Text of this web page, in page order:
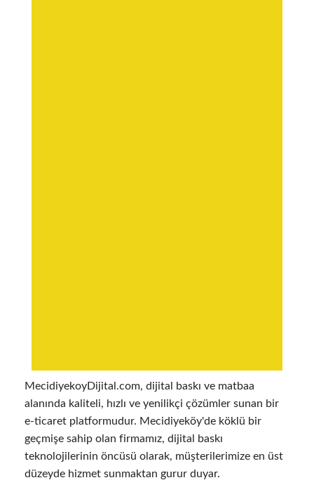
MecidiyekoyDijital.com, dijital baskı ve matbaa
alanında kaliteli, hızlı ve yenilikçi çözümler sunan bir
e-ticaret platformudur. Mecidiyeköy'de köklü bir
geçmişe sahip olan firmamız, dijital baskı
teknolojilerinin öncüsü olarak, müşterilerimize en üst
düzeyde hizmet sunmaktan gurur duyar.